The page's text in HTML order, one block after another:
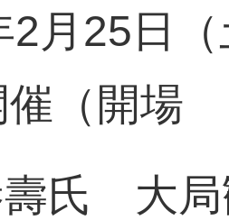
2月25日
（開場
壽氏 大